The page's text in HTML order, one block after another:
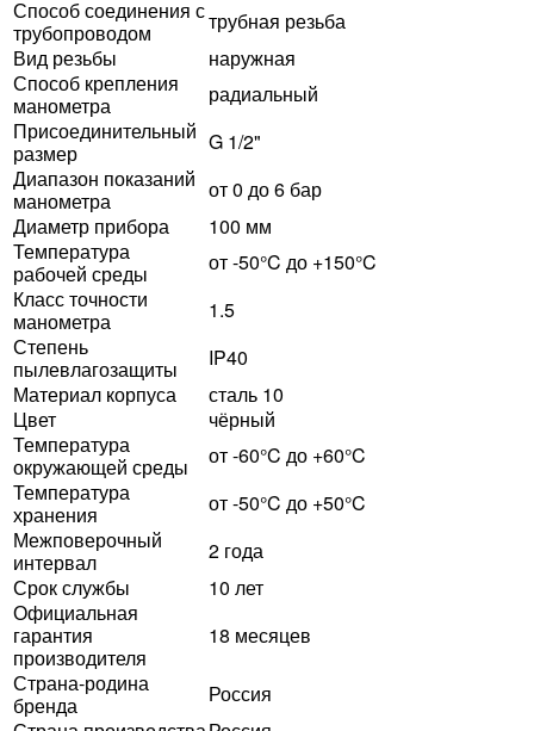
Способ соединения с
трубопроводом
трубная резьба
Вид резьбы
наружная
Способ крепления
манометра
радиальный
Присоединительный
размер
G 1/2"
Диапазон показаний
манометра
от 0 до 6 бар
Диаметр прибора
100 мм
Температура
рабочей среды
от -50°C до +150°C
Класс точности
манометра
1.5
Степень
пылевлагозащиты
IP40
Материал корпуса
сталь 10
Цвет
чёрный
Температура
окружающей среды
от -60°C до +60°C
Температура
хранения
от -50°C до +50°C
Межповерочный
интервал
2 года
Срок службы
10 лет
Официальная
гарантия
производителя
18 месяцев
Страна-родина
бренда
Россия